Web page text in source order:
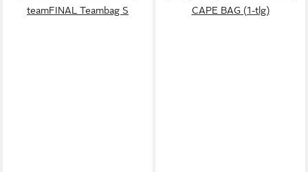
teamFINAL Teambag S
CAPE BAG (1-tlg)